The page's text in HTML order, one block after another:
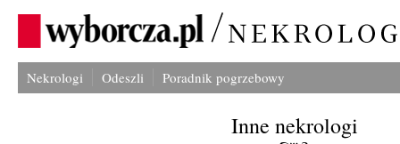
Nekrologi Odeszli Poradnik pogrzebowy
Inne nekrologi